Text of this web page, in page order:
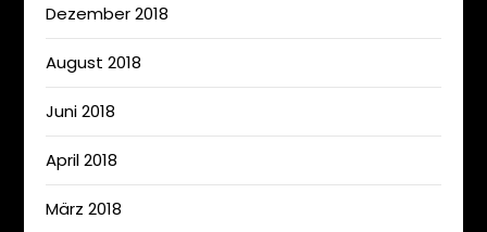
Dezember 2018
August 2018
Juni 2018
April 2018
März 2018